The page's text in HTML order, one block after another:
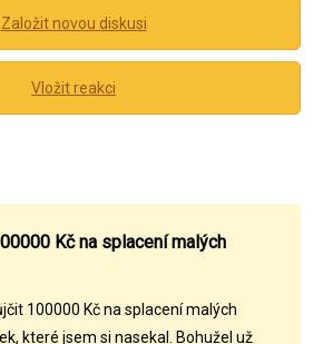
Založit novou diskusi
Vložit reakci
Kč na splacení malých
100000 Kč na splacení malých
které jsem si nasekal. Bohužel už